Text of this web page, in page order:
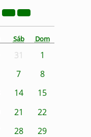
Sáb Dom
31
1
7
8
14
15
21
22
28
29